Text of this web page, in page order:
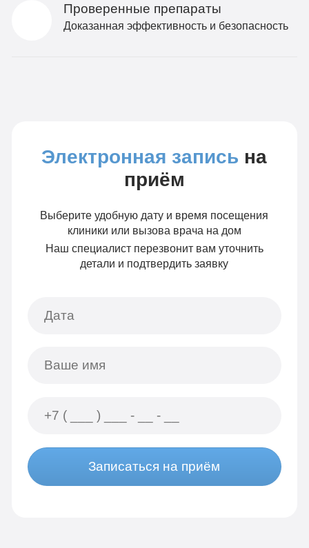
Проверенные препараты
Доказанная эффективность и безопасность
Электронная запись на
приём
Выберите удобную дату и время посещения
клиники или вызова врача на дом
Наш специалист перезвонит вам уточнить
детали и подтвердить заявку
Записаться на приём